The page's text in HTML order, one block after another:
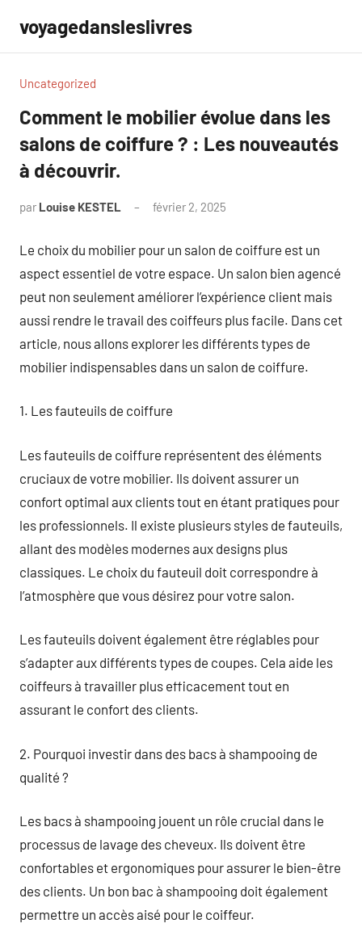
contenu
voyagedansleslivres
Uncategorized
Comment le mobilier évolue dans les
salons de coiffure ? : Les nouveautés
à découvrir.
par Louise KESTEL février 2, 2025
Le choix du mobilier pour un salon de coiffure est un
aspect essentiel de votre espace. Un salon bien agencé
peut non seulement améliorer l’expérience client mais
aussi rendre le travail des coiffeurs plus facile. Dans cet
article, nous allons explorer les différents types de
mobilier indispensables dans un salon de coiffure.
1. Les fauteuils de coiffure
Les fauteuils de coiffure représentent des éléments
cruciaux de votre mobilier. Ils doivent assurer un
confort optimal aux clients tout en étant pratiques pour
les professionnels. Il existe plusieurs styles de fauteuils,
allant des modèles modernes aux designs plus
classiques. Le choix du fauteuil doit correspondre à
l’atmosphère que vous désirez pour votre salon.
Les fauteuils doivent également être réglables pour
s’adapter aux différents types de coupes. Cela aide les
coiffeurs à travailler plus efficacement tout en
assurant le confort des clients.
2. Pourquoi investir dans des bacs à shampooing de
qualité ?
Les bacs à shampooing jouent un rôle crucial dans le
processus de lavage des cheveux. Ils doivent être
confortables et ergonomiques pour assurer le bien-être
des clients. Un bon bac à shampooing doit également
permettre un accès aisé pour le coiffeur.